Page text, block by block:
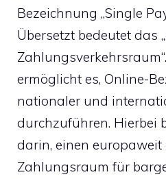
Bezeichnung „Single
Übersetzt bedeutet das
ermöglicht es, Online-
nationaler und
durchzuführen. Hierbei
darin, einen europaweit
Zahlungsraum für